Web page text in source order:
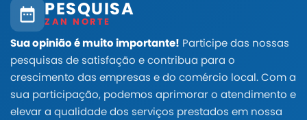
PESQUISA
ZAN NORTE
Sua opinião é muito importante! Participe das nossas
pesquisas de satisfação e contribua para o
crescimento das empresas e do comércio local. Com a
sua participação, podemos aprimorar o atendimento e
elevar a qualidade dos serviços prestados em nossa